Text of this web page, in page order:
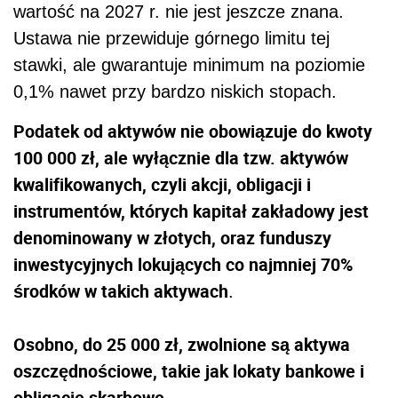
wartość na 2027 r. nie jest jeszcze znana.
Ustawa nie przewiduje górnego limitu tej
stawki, ale gwarantuje minimum na poziomie
0,1% nawet przy bardzo niskich stopach.
Podatek od aktywów nie obowiązuje do kwoty
100 000 zł, ale wyłącznie dla tzw. aktywów
kwalifikowanych, czyli akcji, obligacji i
instrumentów, których kapitał zakładowy jest
denominowany w złotych, oraz funduszy
inwestycyjnych lokujących co najmniej 70%
środków w takich aktywach.
Osobno, do 25 000 zł, zwolnione są aktywa
oszczędnościowe, takie jak lokaty bankowe i